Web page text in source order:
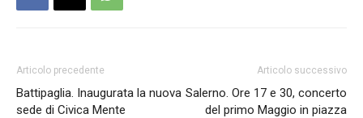
Articolo precedente
Battipaglia. Inaugurata la nuova
sede di Civica Mente
Articolo successivo
Salerno. Ore 17 e 30, concerto
del primo Maggio in piazza